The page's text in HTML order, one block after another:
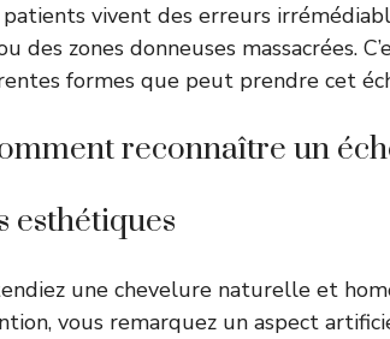
vivent des erreurs
des zones donneuses massacrées.
formes que peut prendre cet
reconnaître un
esthétiques
une chevelure naturelle et
vous remarquez un aspect